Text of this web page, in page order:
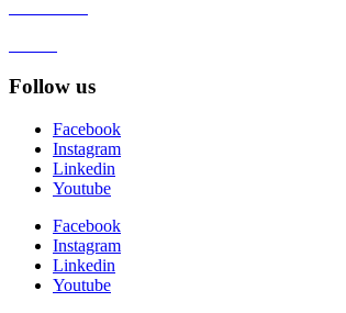
Follow us
Facebook
Instagram
Linkedin
Youtube
Facebook
Instagram
Linkedin
Youtube